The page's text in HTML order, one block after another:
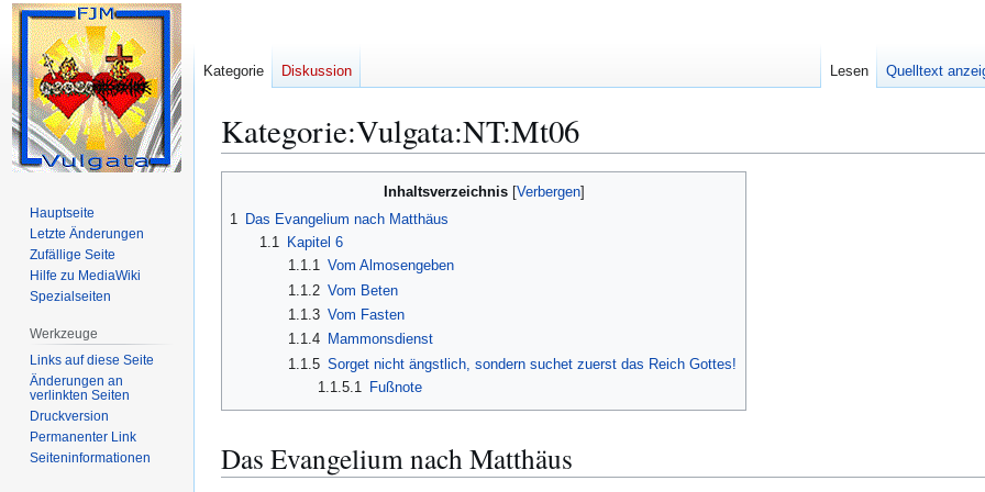
Kategorie:Vulgata:NT:Mt06
Inhaltsverzeichnis
1 Das Evangelium nach Matthäus
1.1
Kapitel 6
1.1.1 Vom Almosengeben
1.1.2 Vom Beten
1.1.3 Vom Fasten
1.1.4 Mammonsdienst
1.1.5 Sorget nicht ängstlich, sondern suchet zuerst das Reich Gottes!
1.1.5.1
Fußnote
Das Evangelium nach Matthäus
Kategorie Diskussion Lesen Quelltext
Hauptseite
Letzte Änderungen
Zufällige Seite
Hilfe zu MediaWiki
Spezialseiten
Werkzeuge
Links auf diese Seite
Änderungen an
verlinkten Seiten
Druckversion
Permanenter Link
Seiten­­informationen